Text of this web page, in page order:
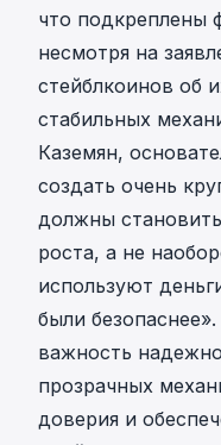
что подкреплены
несмотря на
стейблкоинов об
стабильных
Каземян,
создать очень
должны
роста, а не
используют
были
важность
прозрачных
доверия и